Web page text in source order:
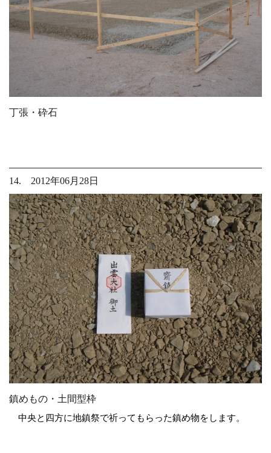
丁張・砕石
14. 2012年06月28日
鎮めもの・土間型枠
中央と四方に地鎮祭で祈ってもらった鎮め物をします。